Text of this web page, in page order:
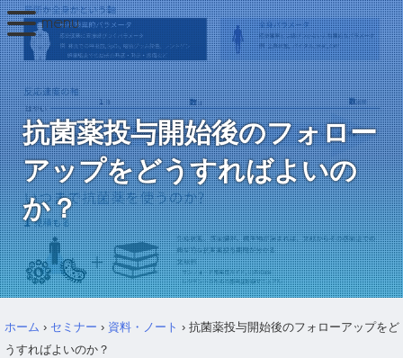
抗菌薬投与開始後のフォロー
アップをどうすればよいの
か？
ホーム › セミナー › 資料・ノート › 抗菌薬投与開始後のフォローアップをど
うすればよいのか？